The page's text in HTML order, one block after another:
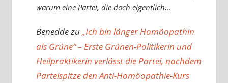
warum eine Partei, die doch eigentlich…
Beneddezu„Ich bin länger Homöopathin
als Grüne“ – Erste Grünen-Politikerin und
Heilpraktikerin verlässt die Partei, nachdem
Parteispitze den Anti-Homöopathie-Kurs